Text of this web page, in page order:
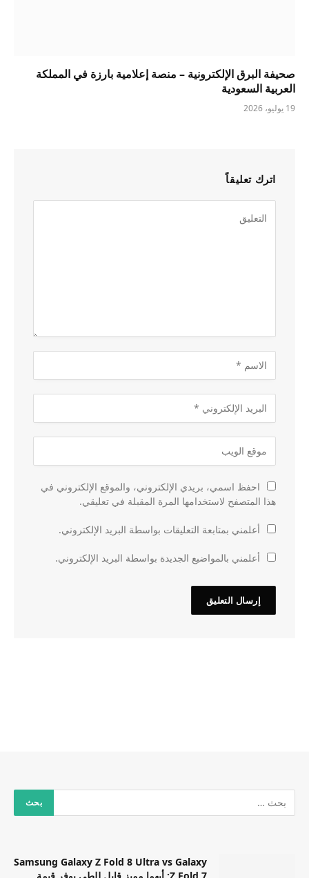
صحيفة البرق الإلكترونية – منصة إعلامية بارزة في المملكة
العربية السعودية
19 يوليو، 2026
اترك تعليقاً
احفظ اسمي، بريدي الإلكتروني، والموقع الإلكتروني في
هذا المتصفح لاستخدامها المرة المقبلة في تعليقي.
أعلمني بمتابعة التعليقات بواسطة البريد الإلكتروني.
أعلمني بالمواضيع الجديدة بواسطة البريد الإلكتروني.
Samsung Galaxy Z Fold 8 Ultra vs Galaxy
Z Fold 7: أيهما مميز قابل للطي يوفر قيمة